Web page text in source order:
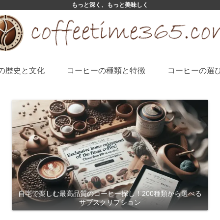
もっと深く、もっと美味しく
歴史と文化 コーヒーの種類と特徴 コーヒーの選
自宅で楽しむ最高品質のコーヒー探し！200種類から選べる
サブスクリプション